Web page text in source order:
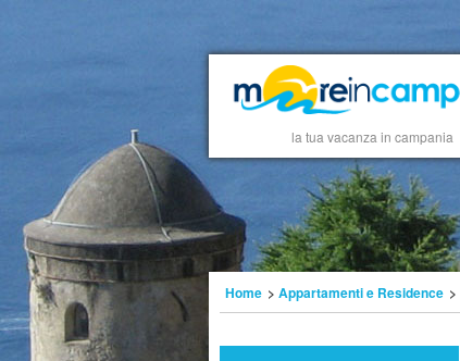
la tua vacanza in campania
Home > Appartamenti e Residence >